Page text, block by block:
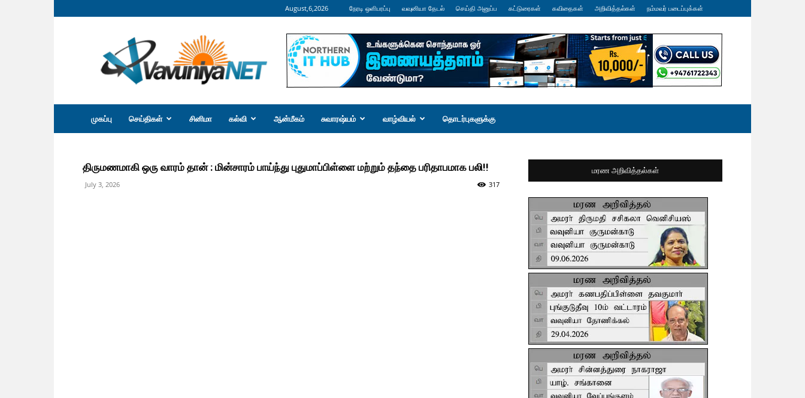
August,6,2026 நேரடி ஒளிபரப்பு வவுனியா தேடல் செய்தி அனுப்ப கட்டுரைகள் கவிதைகள் அறிவித்தல்கள் நம்மவர் படைப்புக்கள்
வவுனியா
நெற்
முகப்பு செய்திகள் சினிமா கல்வி ஆன்மீகம் சுவாரஷ்யம் வாழ்வியல் தொடர்புகளுக்கு
திருமணமாகி ஒரு வாரம் தான் : மின்சாரம் பாய்ந்து புதுமாப்பிள்ளை மற்றும் தந்தை பரிதாபமாக பலி!!
July 3, 2026 317
மரண அறிவித்தல்கள்